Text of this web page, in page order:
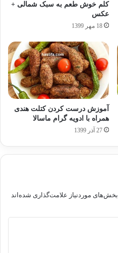
کلم خوش طعم به سبک شمالی +
عکس
18 مهر 1399
آموزش درست کردن کتلت هندی
همراه با ادویه گرام ماسالا
27 آذر 1399
بخش‌های موردنیاز علامت‌گذاری شده‌اند